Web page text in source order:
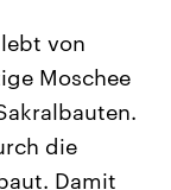
Beiträge,
von
Moschee
die
Damit